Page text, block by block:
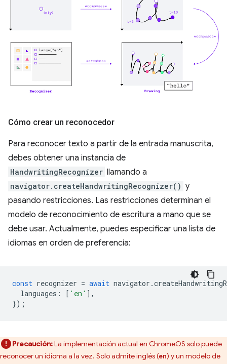
Cómo crear un reconocedor
Para reconocer texto a partir de la entrada manuscrita,
debes obtener una instancia de
HandwritingRecognizer llamando a
navigator.createHandwritingRecognizer() y
pasando restricciones. Las restricciones determinan el
modelo de reconocimiento de escritura a mano que se
debe usar. Actualmente, puedes especificar una lista de
idiomas en orden de preferencia:
const recognizer = await navigator .
languages : [ 'en' ],
});
Precaución:La implementación actual en ChromeOS solo puede
reconocer un idioma a la vez. Solo admite inglés (en) y un modelo de